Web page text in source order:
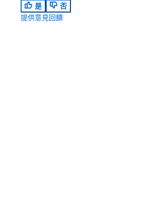
是
否
提供意見回饋